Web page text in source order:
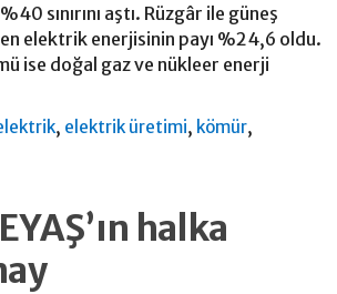
sınırını aştı. Rüzgâr ile güneş
elektrik enerjisinin payı %24,6 oldu.
ise doğal gaz ve nükleer enerji
, elektrik üretimi, kömür,
halka